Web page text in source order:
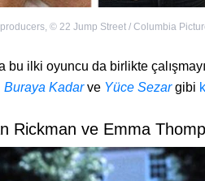
, © 22 Jump Street / Columbia
bu ilki oyuncu da birlikte
Buraya Kadarve Yüce Sezargibi
Rickman ve Emma